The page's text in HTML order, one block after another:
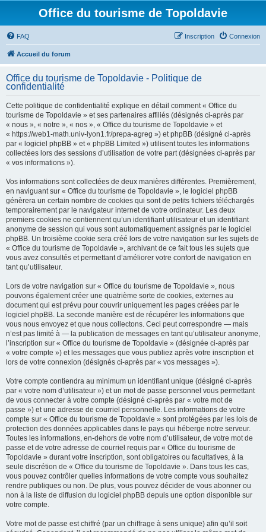
Office du tourisme de Topoldavie
FAQ Connexion
Inscription
Accueil du forum
Office du tourisme de Topoldavie - Politique de
confidentialité
Cette politique de confidentialité explique en détail comment « Office du
tourisme de Topoldavie » et ses partenaires affiliés (désignés ci-après par
« nous », « notre », « nos », « Office du tourisme de Topoldavie » et
« https://web1-math.univ-lyon1.fr/prepa-agreg ») et phpBB (désigné ci-après
par « logiciel phpBB » et « phpBB Limited ») utilisent toutes les informations
collectées lors des sessions d’utilisation de votre part (désignées ci-après par
« vos informations »).
Vos informations sont collectées de deux manières différentes. Premièrement,
en naviguant sur « Office du tourisme de Topoldavie », le logiciel phpBB
génèrera un certain nombre de cookies qui sont de petits fichiers téléchargés
temporairement par le navigateur internet de votre ordinateur. Les deux
premiers cookies ne contiennent qu’un identifiant utilisateur et un identifiant
anonyme de session qui vous sont automatiquement assignés par le logiciel
phpBB. Un troisième cookie sera créé lors de votre navigation sur les sujets de
« Office du tourisme de Topoldavie », archivant de ce fait tous les sujets que
vous avez consultés et permettant d’améliorer votre confort de navigation en
tant qu’utilisateur.
Lors de votre navigation sur « Office du tourisme de Topoldavie », nous
pouvons également créer une quatrième sorte de cookies, externes au
document qui est prévu pour couvrir uniquement les pages créées par le
logiciel phpBB. La seconde manière est de récupérer les informations que
vous nous envoyez et que nous collectons. Ceci peut correspondre — mais
n’est pas limité à — la publication de messages en tant qu’utilisateur anonyme,
l’inscription sur « Office du tourisme de Topoldavie » (désignée ci-après par
« votre compte ») et les messages que vous publiez après votre inscription et
lors de votre connexion (désignés ci-après par « vos messages »).
Votre compte contiendra au minimum un identifiant unique (désigné ci-après
par « votre nom d’utilisateur ») et un mot de passe personnel vous permettant
de vous connecter à votre compte (désigné ci-après par « votre mot de
passe ») et une adresse de courriel personnelle. Les informations de votre
compte sur « Office du tourisme de Topoldavie » sont protégées par les lois de
protection des données applicables dans le pays qui héberge notre serveur.
Toutes les informations, en-dehors de votre nom d’utilisateur, de votre mot de
passe et de votre adresse de courriel requis par « Office du tourisme de
Topoldavie » durant votre inscription, sont obligatoires ou facultatives, à la
seule discrétion de « Office du tourisme de Topoldavie ». Dans tous les cas,
vous pouvez contrôler quelles informations de votre compte vous souhaitez
rendre publiques ou non. De plus, vous pouvez décider de vous abonner ou
non à la liste de diffusion du logiciel phpBB depuis une option disponible sur
votre compte.
Votre mot de passe est chiffré (par un chiffrage à sens unique) afin qu’il soit